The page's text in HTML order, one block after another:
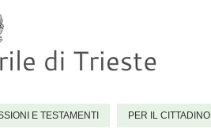
E TESTAMENTI PER IL CITTADINO